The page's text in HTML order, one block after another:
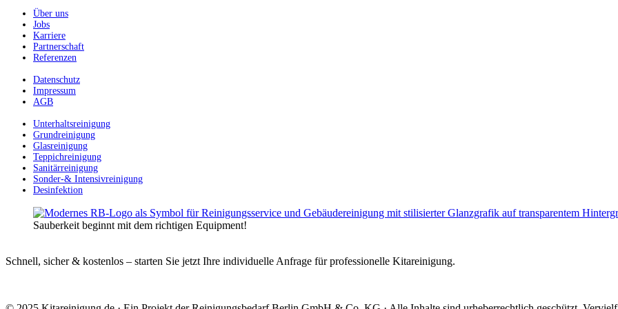
Über uns
Jobs
Karriere
Partnerschaft
Referenzen
Datenschutz
Impressum
AGB
Unterhaltsreinigung
Grundreinigung
Glasreinigung
Teppichreinigung
Sanitärreinigung
Sonder-& Intensivreinigung
Desinfektion
Sauberkeit beginnt mit dem richtigen Equipment!
Schnell, sicher & kostenlos – starten Sie jetzt Ihre individuelle Anfrage für professionelle Kitareinigung.